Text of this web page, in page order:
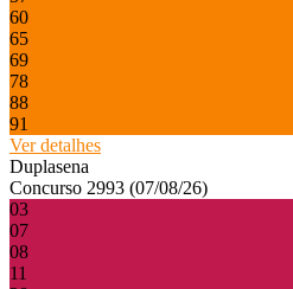
60
65
69
78
88
91
Ver detalhes
Duplasena
Concurso 2993 (07/08/26)
03
07
08
11